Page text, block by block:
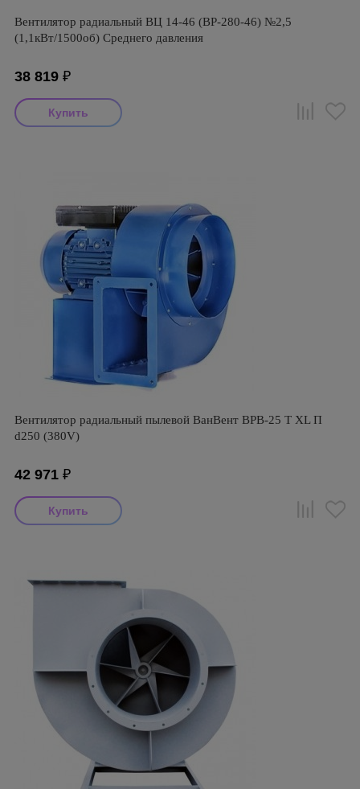
Вентилятор радиальный ВЦ 14-46 (ВР-280-46) №2,5
(1,1кВт/1500об) Среднего давления
38 819 ₽
Вентилятор радиальный пылевой ВанВент ВРВ-25 Т XL П
d250 (380V)
42 971 ₽